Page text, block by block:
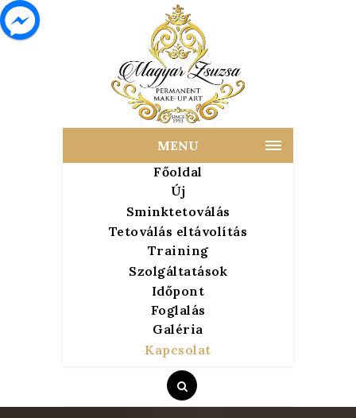
MENU
Főoldal
Új
Sminktetoválás
Tetoválás eltávolítás
Training
Szolgáltatások
Időpont
Foglalás
Galéria
Kapcsolat